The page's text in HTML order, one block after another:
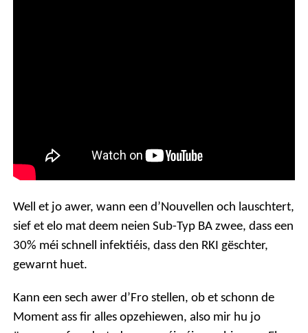
Well et jo awer, wann een d’Nouvellen och lauschtert,
sief et elo mat deem neien Sub-Typ BA zwee, dass een
30% méi schnell infektiéis, dass den RKI gëschter,
gewarnt huet.
Kann een sech awer d’Fro stellen, ob et schonn de
Moment ass fir alles opzehiewen, also mir hu jo